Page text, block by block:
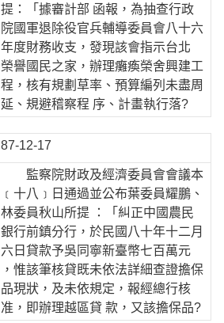
提：「據審計部 函報，為抽查行政
院國軍退除役官兵輔導委員會八十六
年度財務收支，發現該會指示台北
榮譽國民之家，辦理癱瘓榮舍興建工
程，核有規劃草率、預算編列未盡周
延、規避稽察程 序、計畫執行落?
87-12-17
監察院財政及經濟委員會會議本
﹝十八﹞日通過並公布葉委員耀鵬、
林委員秋山所提 ：「糾正中國農民
銀行前鎮分行，於民國八十年十二月
六日貸款予吳同寧新臺幣七百萬元
，惟該筆核貸既未依法詳細查證擔保
品現狀，及未依規定，報經總行核
准，即辦理越區貸 款，又該擔保品?